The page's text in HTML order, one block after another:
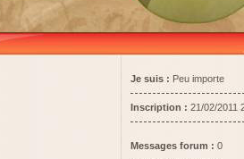
Je suis : Peu importe
Inscription : 21/02/2011
Messages forum : 0